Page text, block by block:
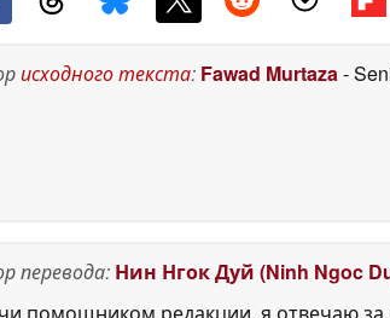
исходного текста: Fawad Murtaza-
перевода: Нин Нгок Дуй (Ninh Ngoc